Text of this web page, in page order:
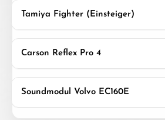
Tamiya Fighter (Einsteiger)
Carson Reflex Pro 4
Soundmodul Volvo EC160E